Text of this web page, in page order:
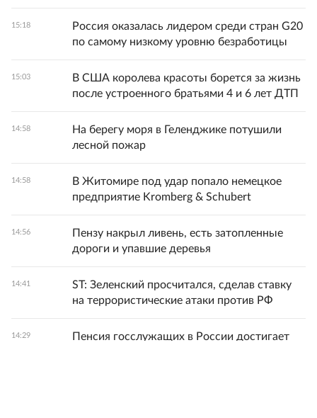
15:18
Россия оказалась лидером среди стран G20
по самому низкому уровню безработицы
15:03
В США королева красоты борется за жизнь
после устроенного братьями 4 и 6 лет ДТП
14:58
На берегу моря в Геленджике потушили
лесной пожар
14:58
В Житомире под удар попало немецкое
предприятие Kromberg & Schubert
14:56
Пензу накрыл ливень, есть затопленные
дороги и упавшие деревья
14:41
ST: Зеленский просчитался, сделав ставку
на террористические атаки против РФ
14:29
Пенсия госслужащих в России достигает